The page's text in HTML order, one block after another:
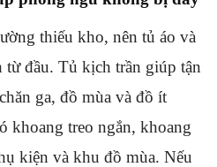
thiếu kho, nên tủ áo và
đầu. Tủ kịch trần giúp tận
ga, đồ mùa và đồ ít
khoang treo ngắn, khoang
kiện và khu đồ mùa. Nếu